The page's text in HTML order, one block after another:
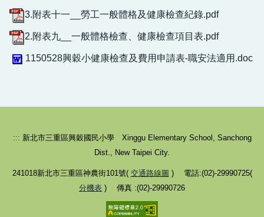
3.附表十一__勞工一般體格及健康檢查紀錄.pdf
2.附表九__一般體格檢查、健康檢查項目表.pdf
1150528興穀小健康檢查及費用申請表-職安法適用.doc
::: 新北市三重區興穀國民小學 Xinggu Elementary School, Sanchong
Dist., New Taipei City.
241018新北市三重區神農街101號( 交通路線圖 ) 電話:(02)-29990725(
分機表 ) 傳真 :(02)-29990726